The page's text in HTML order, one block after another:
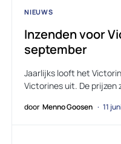
NIEUWS
Inzenden voor
september
Jaarlijks looft het
Victorines uit. De prijzen
door Menno Goosen 11